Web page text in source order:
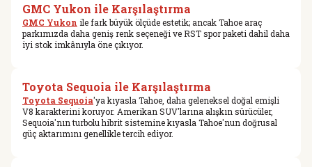
GMC Yukon ile Karşılaştırma
GMC Yukon ile fark büyük ölçüde estetik; ancak Tahoe araç
parkımızda daha geniş renk seçeneği ve RST spor paketi dahil daha
iyi stok imkânıyla öne çıkıyor.
Toyota Sequoia ile Karşılaştırma
Toyota Sequoia'ya kıyasla Tahoe, daha geleneksel doğal emişli
V8 karakterini koruyor. Amerikan SUV'larına alışkın sürücüler,
Sequoia'nın turbolu hibrit sistemine kıyasla Tahoe'nun doğrusal
güç aktarımını genellikle tercih ediyor.